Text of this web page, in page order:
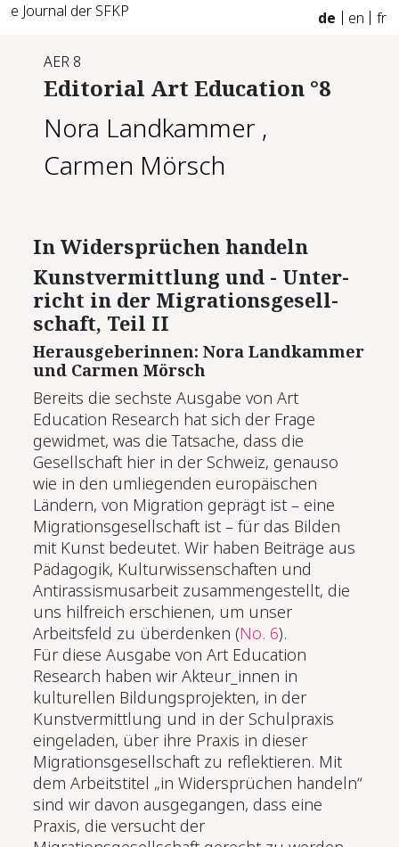
e Journal der SFKP de en fr
AER 8
Editorial Art Education °8
Nora Landkammer ,
Carmen Mörsch
In Wi­der­sprü­chen han­deln
Kunst­ver­mitt­lung und -​ Un­ter­
richt in der Mi­gra­ti­ons­ge­sell­
schaft, Teil II
Her­aus­ge­be­rin­nen: No­ra Land­kam­mer
und Car­men Mörsch
Bereits die sechste Ausgabe von Art
Education Research hat sich der Frage
gewidmet, was die Tatsache, dass die
Gesellschaft hier in der Schweiz, genauso
wie in den umliegenden europäischen
Ländern, von Migration geprägt ist – eine
Migrationsgesellschaft ist – für das Bilden
mit Kunst bedeutet. Wir haben Beiträge aus
Pädagogik, Kulturwissenschaften und
Antirassismusarbeit zusammengestellt, die
uns hilfreich erschienen, um unser
Arbeitsfeld zu überdenken (No. 6).
Für diese Ausgabe von Art Education
Research haben wir Akteur_innen in
kulturellen Bildungsprojekten, in der
Kunstvermittlung und in der Schulpraxis
eingeladen, über ihre Praxis in dieser
Migrationsgesellschaft zu reflektieren. Mit
dem Arbeitstitel „in Widersprüchen handeln“
sind wir davon ausgegangen, dass eine
Praxis, die versucht der